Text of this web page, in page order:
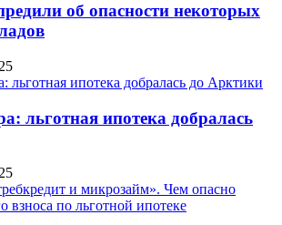
об опасности некоторых
льготная ипотека добралась